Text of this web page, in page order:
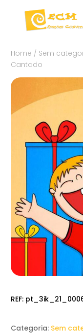
Home / Sem
Cantado
REF:
Categoria: Sem